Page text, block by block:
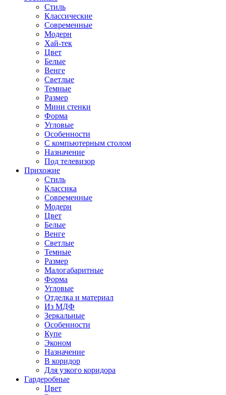
Стиль
Классические
Современные
Модерн
Хай-тек
Цвет
Белые
Венге
Светлые
Темные
Размер
Мини стенки
Форма
Угловые
Особенности
С компьютерным столом
Назначение
Под телевизор
Прихожие
Стиль
Классика
Современные
Модерн
Цвет
Белые
Венге
Светлые
Темные
Размер
Малогабаритные
Форма
Угловые
Отделка и материал
Из МДФ
Зеркальные
Особенности
Купе
Эконом
Назначение
В коридор
Для узкого коридора
Гардеробные
Цвет